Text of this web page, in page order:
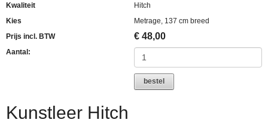
Kwaliteit
Hitch
Kies
Metrage, 137 cm breed
Prijs incl. BTW
€ 48,00
Aantal:
bestel
Kunstleer Hitch